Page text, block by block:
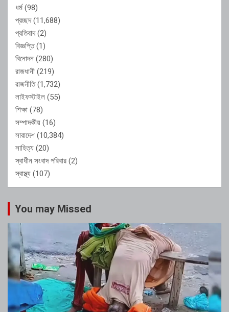
ধর্ম(98)
প্রচ্ছদ(11,688)
প্রতিবাদ(2)
বিজ্ঞপ্তি(1)
বিনোদন (280)
রাজধানী (219)
রাজনীতি(1,732)
লাইফস্টাইল (55)
শিক্ষা (78)
সম্পাদকীয় (16)
সারাদেশ (10,384)
সাহিত্য (20)
স্বাধীন সংবাদ পরিবার (2)
স্বাস্থ্য (107)
You may Missed